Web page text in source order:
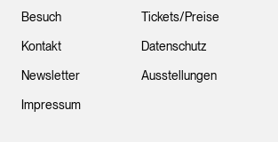
Besuch
Kontakt
Newsletter
Impressum
Tickets/Preise
Datenschutz
Ausstellungen